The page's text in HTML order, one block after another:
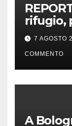
rifugio,
7 AGOSTO
COMMENTO
A